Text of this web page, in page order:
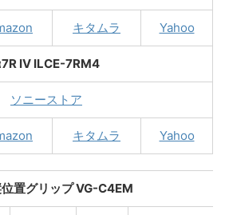
キタムラ Yahoo
IV ILCE-7RM4
ソニーストア
キタムラ Yahoo
置グリップ VG-C4EM